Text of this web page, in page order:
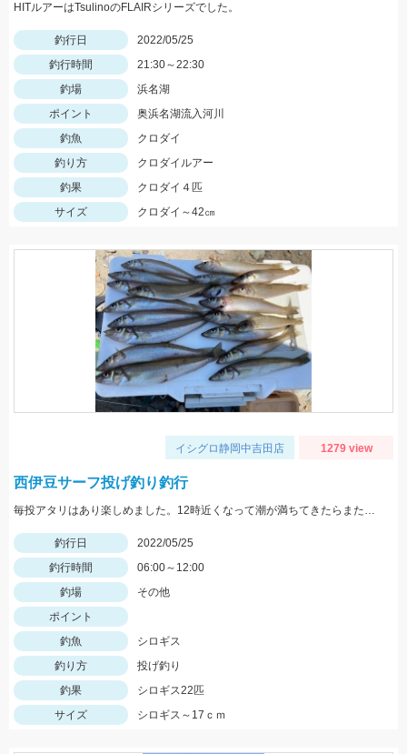
HITルアーはTsulinoのFLAIRシリーズでした。
釣行日
2022/05/25
釣行時間
21:30～22:30
釣場
浜名湖
ポイント
奥浜名湖流入河川
釣魚
クロダイ
釣り方
クロダイルアー
釣果
クロダイ４匹
サイズ
クロダイ～42㎝
イシグロ静岡中吉田店 1279 view
西伊豆サーフ投げ釣り釣行
毎投アタリはあり楽しめました。12時近くなって潮が満ちてきたらまた食い良くなりましたが、エサ切れで終了しました。エサは赤イソメでした。
釣行日
2022/05/25
釣行時間
06:00～12:00
釣場
その他
ポイント
釣魚
シロギス
釣り方
投げ釣り
釣果
シロギス22匹
サイズ
シロギス～17ｃｍ